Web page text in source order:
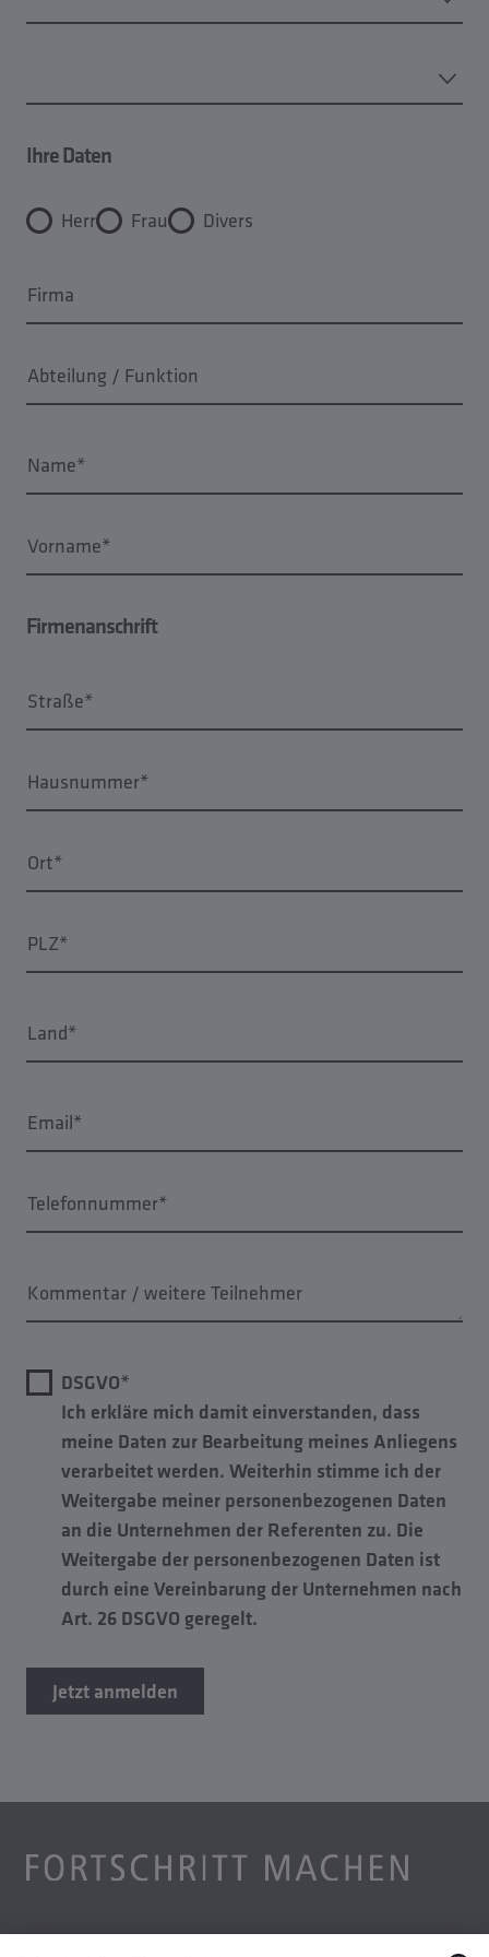
Ihre Daten
Herr Frau Divers
Firma
Abteilung / Funktion
Name*
Vorname*
Firmenanschrift
Straße*
Hausnummer*
Ort*
PLZ*
Land*
Email*
Telefonnummer*
Kommentar / weitere Teilnehmer
DSGVO*
Ich erkläre mich damit einverstanden, dass
meine Daten zur Bearbeitung meines Anliegens
verarbeitet werden. Weiterhin stimme ich der
Weitergabe meiner personenbezogenen Daten
an die Unternehmen der Referenten zu. Die
Weitergabe der personenbezogenen Daten ist
durch eine Vereinbarung der Unternehmen nach
Art. 26 DSGVO geregelt.
Jetzt anmelden
Unternehmen